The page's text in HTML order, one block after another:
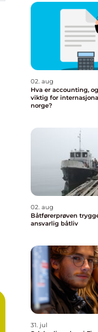
02. aug
Hva er accounting,
viktig for
norge?
02. aug
Båtførerprøven tryggere og mer
ansvarlig båtliv
31. jul